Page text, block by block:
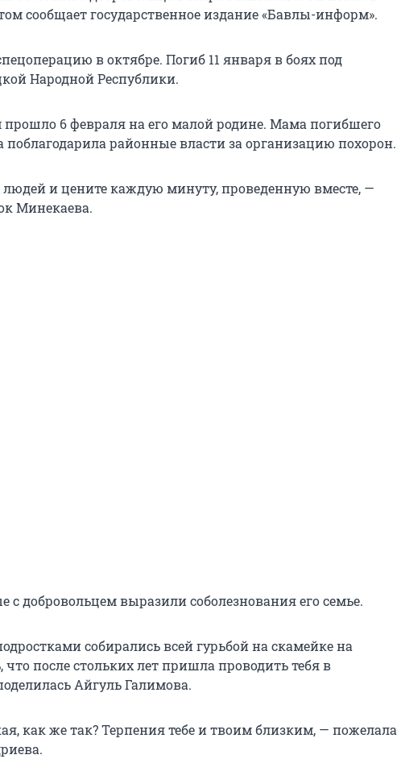
сообщает государственное издание «Бавлы-информ».
в октябре. Погиб 11 января в боях под
Народной Республики.
6 февраля на его малой родине. Мама погибшего
районные власти за организацию похорон.
людей и цените каждую минуту, проведенную вместе, —
Минекаева.
добровольцем выразили соболезнования его семье.
собирались всей гурьбой на скамейке на
после стольких лет пришла проводить тебя в
Айгуль Галимова.
как же так? Терпения тебе и твоим близким, — пожелала